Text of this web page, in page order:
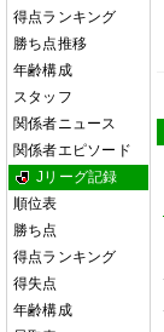
得点ランキング
勝ち点推移
年齢構成
スタッフ
関係者ニュース
関係者エピソード
Jリーグ記録
順位表
勝ち点
得点ランキング
得失点
年齢構成